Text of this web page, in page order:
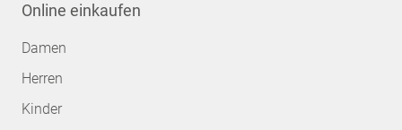
Online einkaufen
Damen
Herren
Kinder